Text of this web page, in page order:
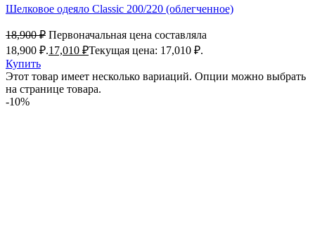
Шелковое одеяло Classic 200/220 (облегченное)
18,900₽ Первоначальная цена составляла
18,900 ₽.17,010 ₽Текущая цена: 17,010 ₽.
Купить
Этот товар имеет несколько вариаций. Опции можно выбрать
на странице товара.
-10%